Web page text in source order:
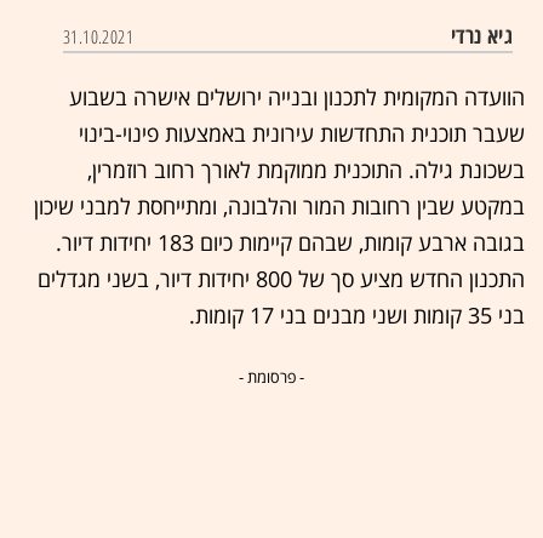
גיא נרדי 31.10.2021
הוועדה המקומית לתכנון ובנייה ירושלים אישרה בשבוע
שעבר תוכנית התחדשות עירונית באמצעות פינוי-בינוי
בשכונת גילה. התוכנית ממוקמת לאורך רחוב רוזמרין,
במקטע שבין רחובות המור והלבונה, ומתייחסת למבני שיכון
בגובה ארבע קומות, שבהם קיימות כיום 183 יחידות דיור.
התכנון החדש מציע סך של 800 יחידות דיור, בשני מגדלים
בני 35 קומות ושני מבנים בני 17 קומות.
- פרסומת -